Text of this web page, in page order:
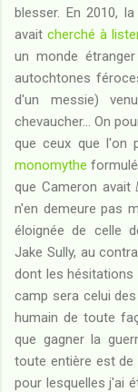
blesser. En 2010,
avait cherché à
un monde
autochtones
d'un messie)
chevaucher... On
que ceux que l'on
monomythe
que Cameron avait
n'en demeure pas
éloignée de celle
Jake Sully, au
dont les hésitations
camp sera celui
humain de toute
que gagner la
toute entière est de
pour lesquelles j'ai